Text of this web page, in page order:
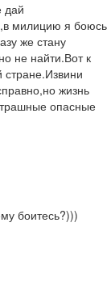
дай
милицию я боюсь
же стану
не найти.Вот к
жизнь
опасные
боитесь?)))